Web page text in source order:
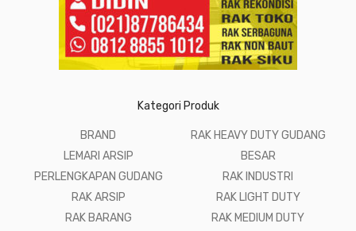
Kategori Produk
BRAND
LEMARI ARSIP
PERLENGKAPAN GUDANG
RAK ARSIP
RAK BARANG
RAK HEAVY DUTY GUDANG
BESAR
RAK INDUSTRI
RAK LIGHT DUTY
RAK MEDIUM DUTY